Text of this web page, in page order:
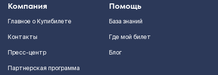
Компания
Главное о Купибилете
Контакты
Пресс-центр
Партнерская программа
Помощь
База знаний
Где мой билет
Блог